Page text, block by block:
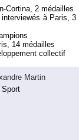
Cortina, 2 médailles
à Paris, 3
14 médailles
collectif
Martin
Sport